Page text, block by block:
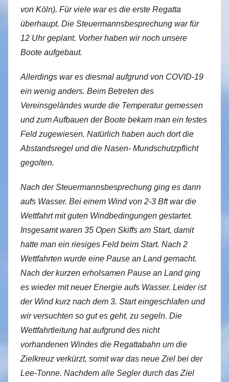
von Köln). Für viele war es die erste Regatta
überhaupt. Die Steuermannsbesprechung war für
12 Uhr geplant. Vorher haben wir noch unsere
Boote aufgebaut.
Allerdings war es diesmal aufgrund von COVID-19
ein wenig anders. Beim Betreten des
Vereinsgeländes wurde die Temperatur gemessen
und zum Aufbauen der Boote bekam man ein festes
Feld zugewiesen. Natürlich haben auch dort die
Abstandsregel und die Nasen- Mundschutzpflicht
gegolten.
Nach der Steuermannsbesprechung ging es dann
aufs Wasser. Bei einem Wind von 2-3 Bft war die
Wettfahrt mit guten Windbedingungen gestartet.
Insgesamt waren 35 Open Skiffs am Start, damit
hatte man ein riesiges Feld beim Start. Nach 2
Wettfahrten wurde eine Pause an Land gemacht.
Nach der kurzen erholsamen Pause an Land ging
es wieder mit neuer Energie aufs Wasser. Leider ist
der Wind kurz nach dem 3. Start eingeschlafen und
wir versuchten so gut es geht, zu segeln. Die
Wettfahrtleitung hat aufgrund des nicht
vorhandenen Windes die Regattabahn um die
Zielkreuz verkürzt, somit war das neue Ziel bei der
Lee-Tonne. Nachdem alle Segler durch das Ziel